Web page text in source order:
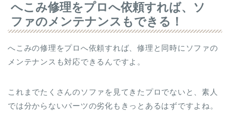
へこみ修理をプロへ依頼すれば、ソ
ファのメンテナンスもできる！
へこみの修理をプロへ依頼すれば、修理と同時にソファの
メンテナンスも対応できるんですよ。
これまでたくさんのソファを見てきたプロでないと、素人
では分からないパーツの劣化もきっとあるはずですよね。